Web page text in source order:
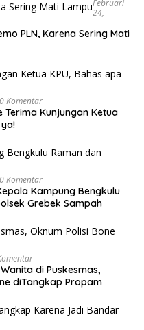
Februari
24,
PLN, Karena Sering Mati
0 Komentar
Terima Kunjungan Ketua
0 Komentar
Kampung Bengkulu
Grebek Sampah
di Puskesmas,
diTangkap Propam